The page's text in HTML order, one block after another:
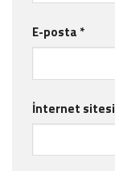
E-posta *
İnternet sitesi